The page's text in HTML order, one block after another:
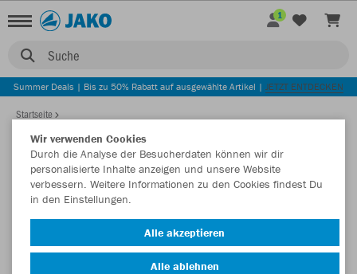
Suche
1
Summer Deals | Bis zu 50% Rabatt auf ausgewählte Artikel | JETZT ENTDECKEN
Startseite
Wir verwenden Cookies
Durch die Analyse der Besucherdaten können wir dir
personalisierte Inhalte anzeigen und unsere Website
verbessern. Weitere Informationen zu den Cookies findest Du
in den Einstellungen.
Alle akzeptieren
Alle ablehnen